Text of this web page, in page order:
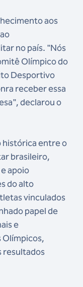
aos
no país. "Nós
Olímpico do
Desportivo
receber essa
declarou o
histórica entre o
brasileiro,
apoio
do alto
vinculados
papel de
e
Olímpicos,
resultados